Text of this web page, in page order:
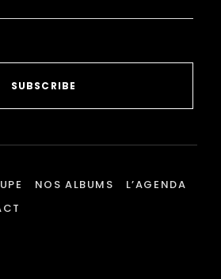
SUBSCRIBE
NOS ALBUMS
L’AGENDA